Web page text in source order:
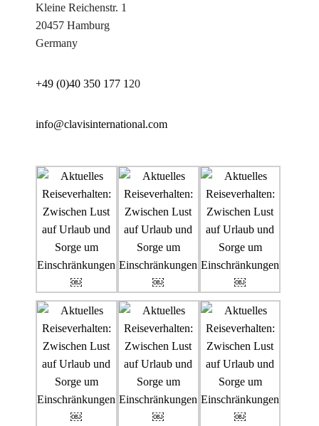
Kleine Reichenstr. 1
20457 Hamburg
Germany
+49 (0)40 350 177 1 20
info@clavisinternational.com